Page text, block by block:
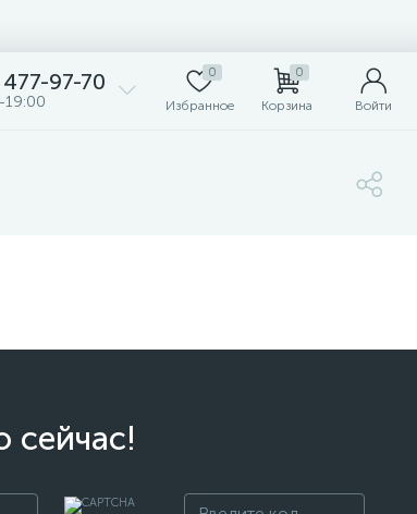
97-70 0
Избранное
0
Корзина Войти
сейчас!